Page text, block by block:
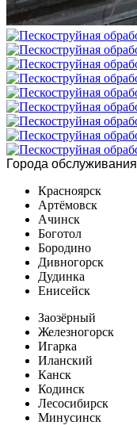
Города обслуживания
Красноярск
Артёмовск
Ачинск
Боготол
Бородино
Дивногорск
Дудинка
Енисейск
Заозёрный
Железногорск
Игарка
Иланский
Канск
Кодинск
Лесосибирск
Минусинск